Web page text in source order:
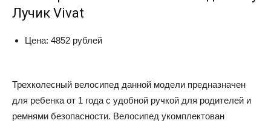
Лучик Vivat
Цена: 4852 рублей
Трехколесный велосипед данной модели предназначен
для ребенка от 1 года с удобной ручкой для родителей и
ремнями безопасности. Велосипед укомплектован